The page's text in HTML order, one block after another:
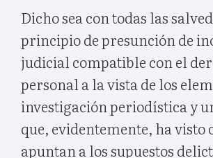
Dicho sea con todas las
principio de presunción de
judicial compatible con el
personal a la vista de los
investigación periodística y
que, evidentemente, ha visto
apuntan a los supuestos